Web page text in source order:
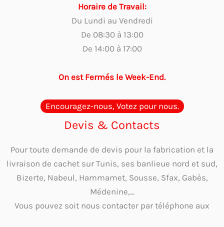
Horaire de Travail:
Du Lundi au Vendredi
De 08:30 à 13:00
De 14:00 à 17:00
On est Fermés le Week-End.
Encouragez-nous, Votez pour nous.
Devis & Contacts
Pour toute demande de devis pour la fabrication et la
livraison de cachet sur Tunis, ses banlieue nord et sud,
Bizerte, Nabeul, Hammamet, Sousse, Sfax, Gabès,
Médenine,...
Vous pouvez soit nous contacter par téléphone aux